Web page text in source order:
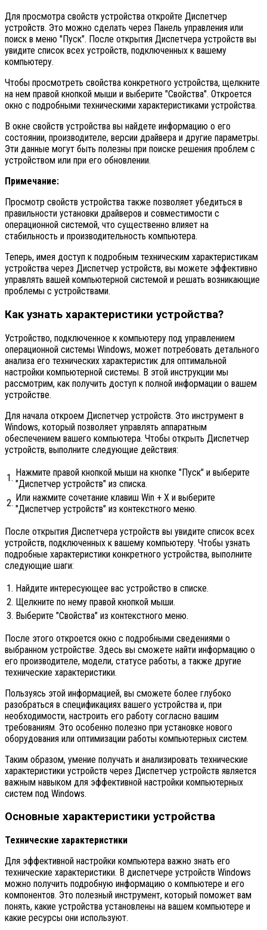
Для просмотра свойств устройства откройте Диспетчер
устройств. Это можно сделать через Панель управления или
поиск в меню "Пуск". После открытия Диспетчера устройств вы
увидите список всех устройств, подключенных к вашему
компьютеру.
Чтобы просмотреть свойства конкретного устройства, щелкните
на нем правой кнопкой мыши и выберите "Свойства". Откроется
окно с подробными техническими характеристиками устройства.
В окне свойств устройства вы найдете информацию о его
состоянии, производителе, версии драйвера и другие параметры.
Эти данные могут быть полезны при поиске решения проблем с
устройством или при его обновлении.
Примечание:
Просмотр свойств устройства также позволяет убедиться в
правильности установки драйверов и совместимости с
операционной системой, что существенно влияет на
стабильность и производительность компьютера.
Теперь, имея доступ к подробным техническим характеристикам
устройства через Диспетчер устройств, вы можете эффективно
управлять вашей компьютерной системой и решать возникающие
проблемы с устройствами.
Как узнать характеристики устройства?
Устройство, подключенное к компьютеру под управлением
операционной системы Windows, может потребовать детального
анализа его технических характеристик для оптимальной
настройки компьютерной системы. В этой инструкции мы
рассмотрим, как получить доступ к полной информации о вашем
устройстве.
Для начала откроем Диспетчер устройств. Это инструмент в
Windows, который позволяет управлять аппаратным
обеспечением вашего компьютера. Чтобы открыть Диспетчер
устройств, выполните следующие действия:
1. Нажмите правой кнопкой мыши на кнопке "Пуск" и выберите
"Диспетчер устройств" из списка.
2. Или нажмите сочетание клавиш Win + X и выберите
"Диспетчер устройств" из контекстного меню.
После открытия Диспетчера устройств вы увидите список всех
устройств, подключенных к вашему компьютеру. Чтобы узнать
подробные характеристики конкретного устройства, выполните
следующие шаги:
1. Найдите интересующее вас устройство в списке.
2. Щелкните по нему правой кнопкой мыши.
3. Выберите "Свойства" из контекстного меню.
После этого откроется окно с подробными сведениями о
выбранном устройстве. Здесь вы сможете найти информацию о
его производителе, модели, статусе работы, а также другие
технические характеристики.
Пользуясь этой информацией, вы сможете более глубоко
разобраться в спецификациях вашего устройства и, при
необходимости, настроить его работу согласно вашим
требованиям. Это особенно полезно при установке нового
оборудования или оптимизации работы компьютерных систем.
Таким образом, умение получать и анализировать технические
характеристики устройств через Диспетчер устройств является
важным навыком для эффективной настройки компьютерных
систем под Windows.
Основные характеристики устройства
Технические характеристики
Для эффективной настройки компьютера важно знать его
технические характеристики. В диспетчере устройств Windows
можно получить подробную информацию о компьютере и его
компонентов. Это полезный инструмент, который поможет вам
понять, какие устройства установлены на вашем компьютере и
какие ресурсы они используют.